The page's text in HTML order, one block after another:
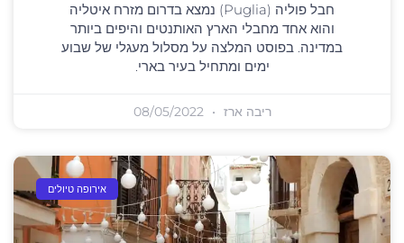
חבל פוליה (Puglia) נמצא בדרום מזרח איטליה
והוא אחד מחבלי הארץ האותנטים והיפים ביותר
במדינה. בפוסט המלצה על מסלול מעגלי של שבוע
ימים ומתחיל בעיר בארי.
ריבה ארז 08/05/2022
אירופה טיולים